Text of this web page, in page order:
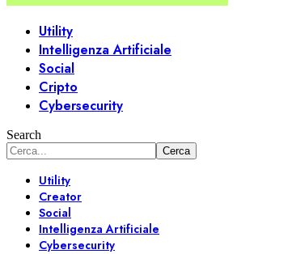
Utility
Intelligenza Artificiale
Social
Cripto
Cybersecurity
Search
Utility
Creator
Social
Intelligenza Artificiale
Cybersecurity